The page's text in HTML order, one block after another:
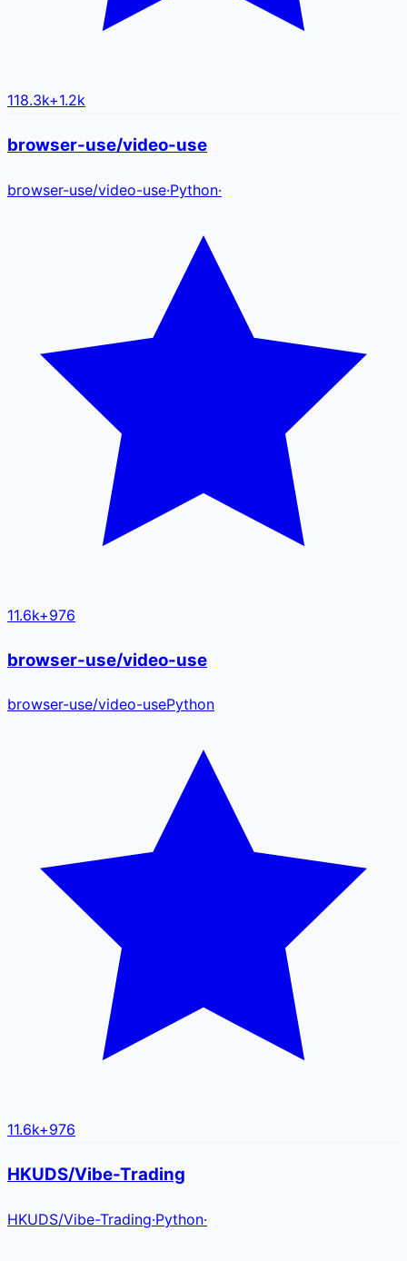
118.3k+1.2k
browser-use/video-use
browser-use/video-use·Python·
11.6k+976
browser-use/video-use
browser-use/video-usePython
11.6k+976
HKUDS/Vibe-Trading
HKUDS/Vibe-Trading·Python·